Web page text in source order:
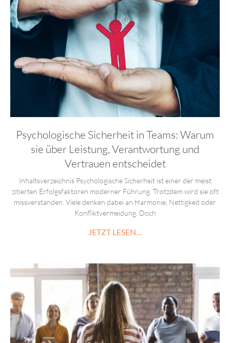
Psychologische Sicherheit in Teams: Warum
sie über Leistung, Verantwortung und
Vertrauen entscheidet
Inhaltsverzeichnis Psychologische Sicherheit ist einer der meist
zitierten Erfolgsfaktoren moderner Führung. Trotzdem wird sie oft
missverstanden. Viele denken dabei an Harmonie, Nettigkeit oder
Konfliktvermeidung. Doch
JETZT LESEN…